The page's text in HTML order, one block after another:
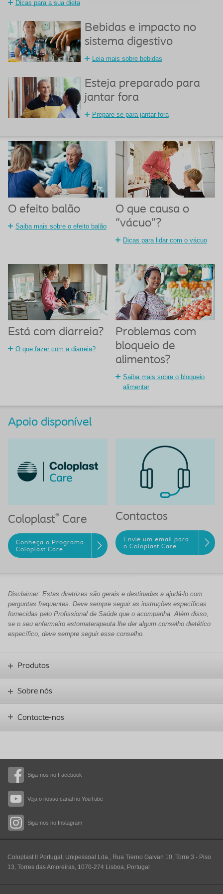
Dicas para a sua dieta
Bebidas e impacto no
sistema digestivo
Leia mais sobre bebidas
Esteja preparado para
jantar fora
Prepare-se para jantar fora
O efeito balão
Saiba mais sobre o efeito balão
O que causa o
"vácuo"?
Dicas para lidar com o vácuo
Está com diarreia?
O que fazer com a diarreia?
Problemas com
bloqueio de
alimentos?
Saiba mais sobre o bloqueio
alimentar
Apoio disponível
Coloplast® Care
Conheça o Programa
Coloplast Care
Contactos
Envie um email para
o Coloplast Care
Disclaimer: Estas diretrizes são gerais e destinadas a ajudá-lo com
perguntas frequentes. Deve sempre seguir as instruções específicas
fornecidas pelo Profissional de Saúde que o acompanha. Além disso,
se o seu enfermeiro estomaterapeuta lhe der algum conselho dietético
específico, deve sempre seguir esse conselho.
Siga-nos no Facebook
Veja o nosso canal no YouTube
Siga-nos no Instagram
Produtos
Sobre nós
Contacte-nos
Coloplast II Portugal, Unipessoal Lda., Rua Tierno Galvan 10, Torre 3 - Piso
13, Torres das Amoreiras, 1070-274 Lisboa, Portugal